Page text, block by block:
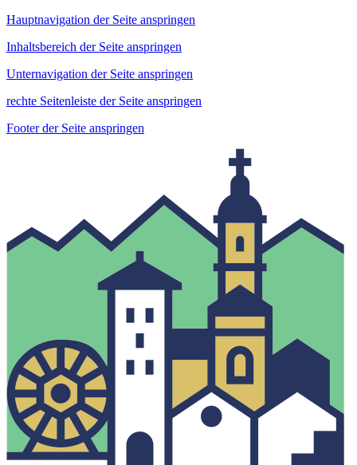
Hauptnavigation der Seite anspringen
Inhaltsbereich der Seite anspringen
Unternavigation der Seite anspringen
rechte Seitenleiste der Seite anspringen
Footer der Seite anspringen